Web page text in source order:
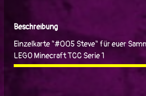
Beschreibung
Einzelkarte "#005 Steve" für euer
LEGO Minecraft TCC Serie 1